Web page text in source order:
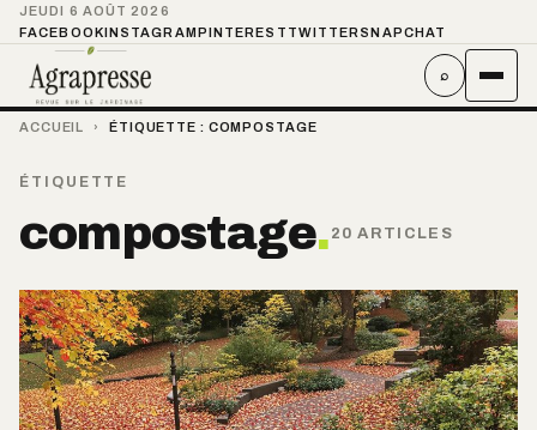
JEUDI 6 AOÛT 2026
FACEBOOKINSTAGRAMPINTEREST TWITTER SNAPCHAT
⌕
ACCUEIL › ÉTIQUETTE : COMPOSTAGE
ÉTIQUETTE
compostage. 20 ARTICLES